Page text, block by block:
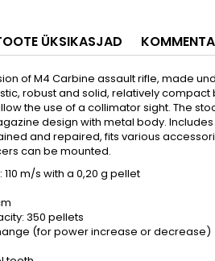
ÜKSIKASJAD
of M4 Carbine assault rifle, made
robust and solid, relatively
the use of a collimator sight. The
design with metal body.
and repaired, fits various
can be mounted.
m/s with a 0,20 g pellet
350 pellets
(for power increase or decrease)